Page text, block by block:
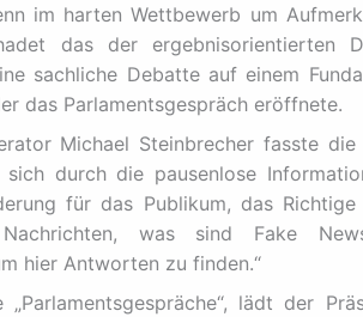
im harten Wettbewerb um
das der ergebnisorientierten
sachliche Debatte auf einem
das Parlamentsgespräch eröffnete.
Michael Steinbrecher fasste
sich durch die pausenlose
für das Publikum, das
Nachrichten, was sind Fake
hier Antworten zu finden.“
„Parlamentsgespräche“, lädt der